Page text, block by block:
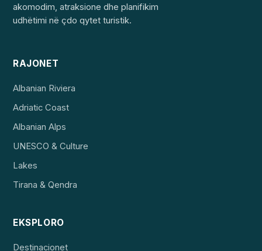
akomodim, atraksione dhe planifikim
udhëtimi në çdo qytet turistik.
RAJONET
Albanian Riviera
Adriatic Coast
Albanian Alps
UNESCO & Culture
Lakes
Tirana & Qendra
EKSPLORO
Destinacionet